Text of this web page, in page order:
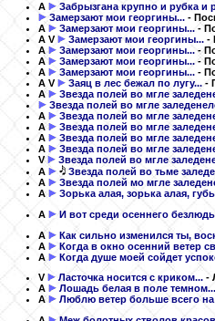
A
Забрызгана крупно и рубка и
Замерзают мои георгины... -
A
Замерзают мои георгины...-
A V Замерзают мои георгины... -
A
Замерзают мои георгины... -
A
Замерзают мои георгины... -
A
Замерзают мои георгины... -
A V Заяц в лес бежал по лугу... -
A
Звезда полей во мгле
Звезда полей во мгле
A
Звезда полей во мгле
A
Звезда полей во мгле
A
Звезда полей во мгле
A
Звезда полей во мгле
V
Звезда полей во мгле
A
Звезда полей во тьме
A
Звезда полей мо мгле
A
Зорька алая, зорька алая,
A
И вот среди осеннего
A
Как сильно изменился ты,
A
Когда в окно осенний ветер
A
Когда душе моей сойдет
V
Ласточка носится с криком... -
A
Лошадь белая в поле темном...
A
Люблю ветер больше всего на